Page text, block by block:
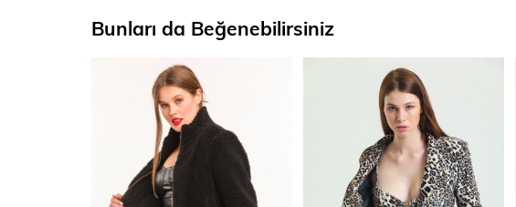
Bunları da Beğenebilirsiniz